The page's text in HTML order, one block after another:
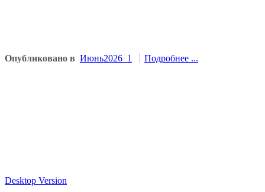
Опубликовано в Июнь2026_1 Подробнее ...
Desktop Version